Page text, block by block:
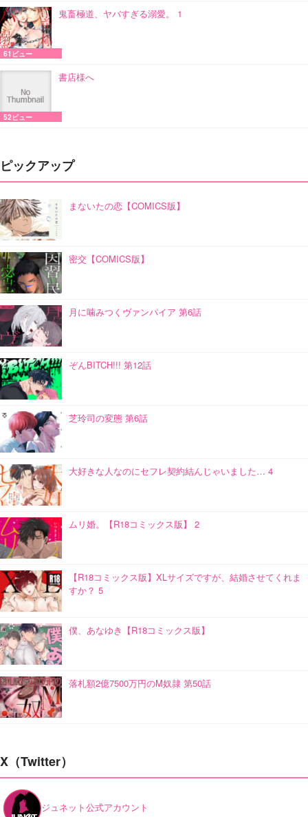
鬼畜極道、ヤバすぎる溺愛。 1
61ビュー
書店様へ
52ビュー
ピックアップ
まないたの恋【COMICS版】
密交【COMICS版】
月に噛みつくヴァンパイア 第6話
ぞんBITCH!!! 第12話
芝玲司の変態 第6話
大好きな人なのにセフレ契約結んじゃいました… 4
ムリ婚。【R18コミックス版】 2
【R18コミックス版】XLサイズですが、結婚させてくれま
すか？ 5
僕、あなゆき【R18コミックス版】
落札額2億7500万円のM奴隷 第50話
X（Twitter）
ジュネット公式アカウント